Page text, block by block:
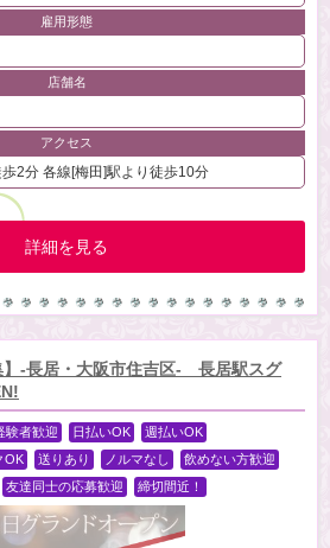
雇用形態
店舗名
アクセス
2分 各線[梅田]駅より徒歩10分
詳細を見る
】-長居・大阪市住吉区- 長居駅スグ
験者歓迎 日払いOK
週払いOK
OK 送りあり ノルマなし
飲めない方歓迎
友達同士の応募歓迎 締切間近！